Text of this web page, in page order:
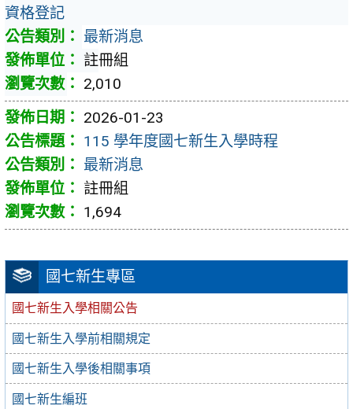
國七新生專區
國七新生入學相關公告
國七新生入學前相關規定
國七新生入學後相關事項
國七新生編班
資格登記
最新消息
註冊組
2,010
2026-01-23
115 學年度國七新生入學時程
最新消息
註冊組
1,694